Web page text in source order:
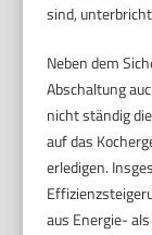
sind,
Neben dem
Abschaltung
nicht ständig
auf das
erledigen.
aus Energie-